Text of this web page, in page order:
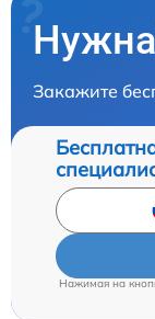
Закажите
Нажимая на